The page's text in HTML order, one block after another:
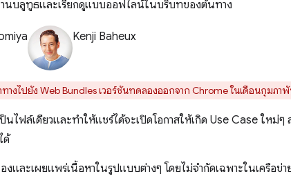
านบลูทูธและเรียกดูแบบออฟไลน์ในบริบทของต้นทาง
Kenji Baheux
ทางไปยัง Web Bundles เวอร์ชันทดลองออกจาก Chrome ในเดือนกุมภา
ป็นไฟล์เดียวและทำให้แชร์ได้จะเปิดโอกาสให้เกิด Use Case ใหม่ๆ
ด้
งและเผยแพร่เนื้อหาในรูปแบบต่างๆ โดยไม่จำกัดเฉพาะในเครือข่า